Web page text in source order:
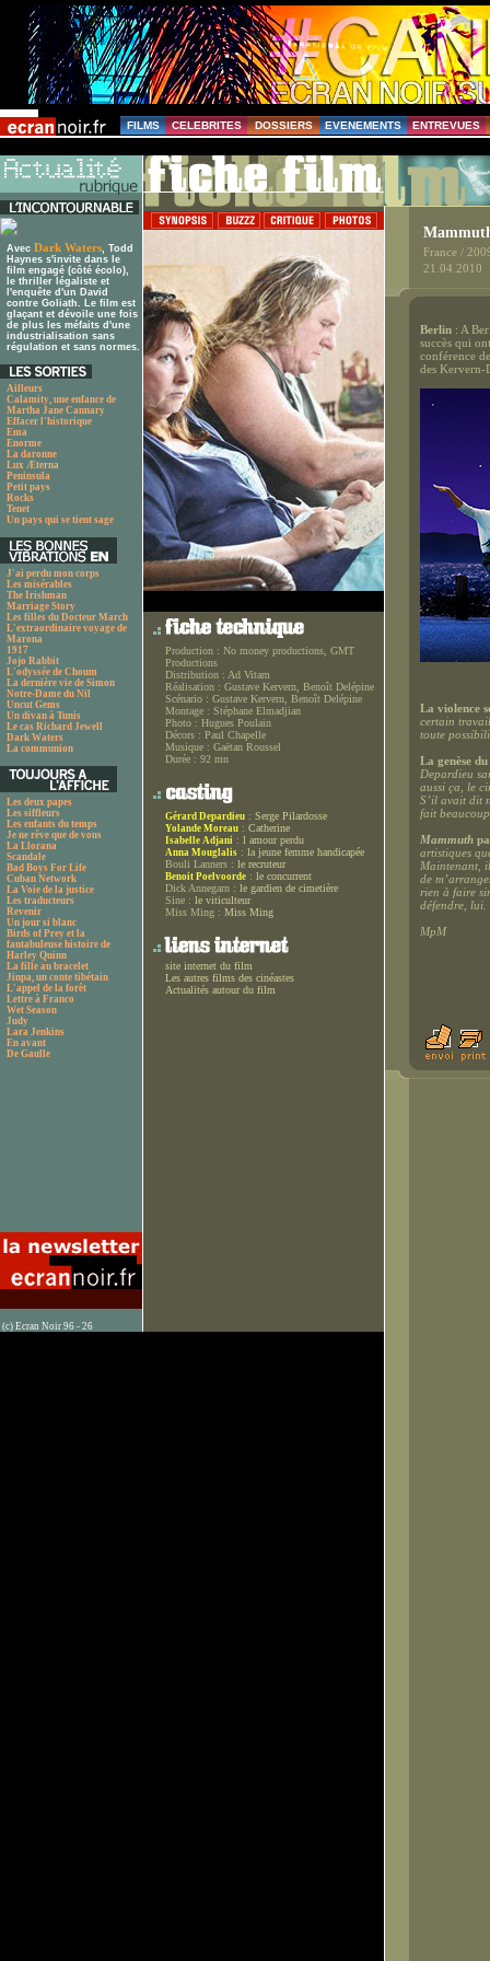
FILMS CELEBRITES DOSSIERS EVENEMENTS ENTREVUES
Avec Dark Waters, Todd
Haynes s'invite dans le
film engagé (côté écolo),
le thriller légaliste et
l'enquête d'un David
contre Goliath. Le film est
glaçant et dévoile une fois
de plus les méfaits d'une
industrialisation sans
régulation et sans normes.
Ailleurs
Calamity, une enfance de
Martha Jane Cannary
Effacer l'historique
Ema
Enorme
La daronne
Lux Æterna
Peninsula
Petit pays
Rocks
Tenet
Un pays qui se tient sage
J'ai perdu mon corps
Les misérables
The Irishman
Marriage Story
Les filles du Docteur March
L'extraordinaire voyage de
Marona
1917
Jojo Rabbit
L'odyssée de Choum
La dernière vie de Simon
Notre-Dame du Nil
Uncut Gems
Un divan à Tunis
Le cas Richard Jewell
Dark Waters
La communion
Les deux papes
Les siffleurs
Les enfants du temps
Je ne rêve que de vous
La Llorana
Scandale
Bad Boys For Life
Cuban Network
La Voie de la justice
Les traducteurs
Revenir
Un jour si blanc
Birds of Prey et la
fantabuleuse histoire de
Harley Quinn
La fille au bracelet
Jinpa, un conte tibétain
L'appel de la forêt
Lettre à Franco
Wet Season
Judy
Lara Jenkins
En avant
De Gaulle
(c) Ecran Noir 96 - 26
Production : No money productions, GMT
Productions
Distribution : Ad Vitam
Réalisation : Gustave Kervern, Benoît Delépine
Scénario : Gustave Kervern, Benoît Delépine
Montage : Stéphane Elmadjian
Photo : Hugues Poulain
Décors : Paul Chapelle
Musique : Gaëtan Roussel
Durée : 92 mn
Gérard Depardieu : Serge Pilardosse
Yolande Moreau : Catherine
Isabelle Adjani : l amour perdu
Anna Mouglalis : la jeune femme handicapée
Bouli Lanners : le recruteur
Benoit Poelvoorde : le concurrent
Dick Annegarn : le gardien de cimetière
Sine : le viticulteur
Miss Ming : Miss Ming
site internet du film
Les autres films des cinéastes
Actualités autour du film
France /
21.04.2010
Berlin : A
succès qui
conférence
des Kervern-
La violence
certain
toute
La genèse
Depardieu
aussi ça, le
S’il avait dit
fait
Mammuth
artistiques
Maintenant,
de
rien à faire
défendre, lui.
MpM